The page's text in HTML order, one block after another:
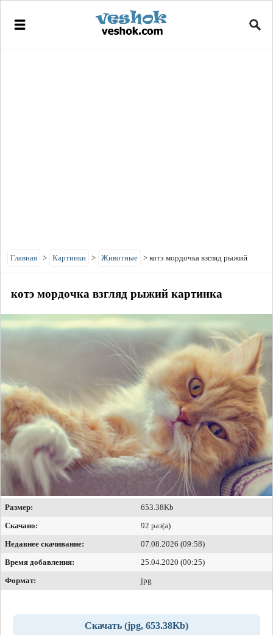
Главная > Картинки > Животные > котэ мордочка взгляд рыжий
котэ мордочка взгляд рыжий картинка
Размер:
653.38Kb
Скачано:
92 раз(а)
Недавнее скачивание:
07.08.2026 (09:58)
Время добавления:
25.04.2020 (00:25)
Формат:
jpg
Скачать (jpg, 653.38Kb)